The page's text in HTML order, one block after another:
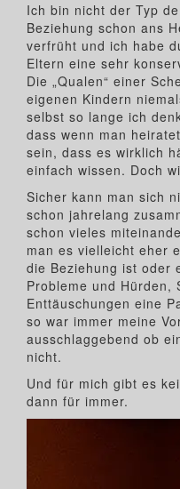
Ich bin nicht der Typ
Beziehung schon ans
verfrüht und ich habe
Eltern eine sehr
Die „Qualen“ einer
eigenen Kindern
selbst so lange ich
dass wenn man
sein, dass es wirklich
einfach wissen. Doch
Sicher kann man sich
schon jahrelang
schon vieles
man es vielleicht eher
die Beziehung ist oder
Probleme und Hürden,
Enttäuschungen eine
so war immer meine
ausschlaggebend ob
nicht.
Und für mich gibt es
dann für immer.